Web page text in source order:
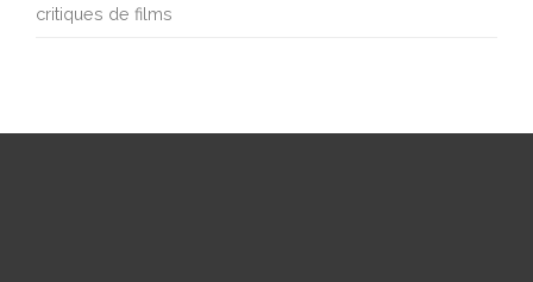
critiques de films